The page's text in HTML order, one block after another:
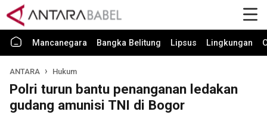
Mancanegara Bangka Belitung Lipsus Lingkungan
ANTARA Hukum
Polri turun bantu penanganan ledakan
gudang amunisi TNI di Bogor